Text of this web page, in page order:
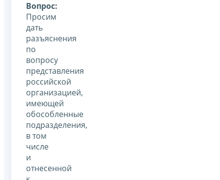
Вопрос:
Просим
дать
разъяснения
по
вопросу
представления
российской
организацией,
имеющей
обособленные
подразделения,
в том
числе
и
отнесенной